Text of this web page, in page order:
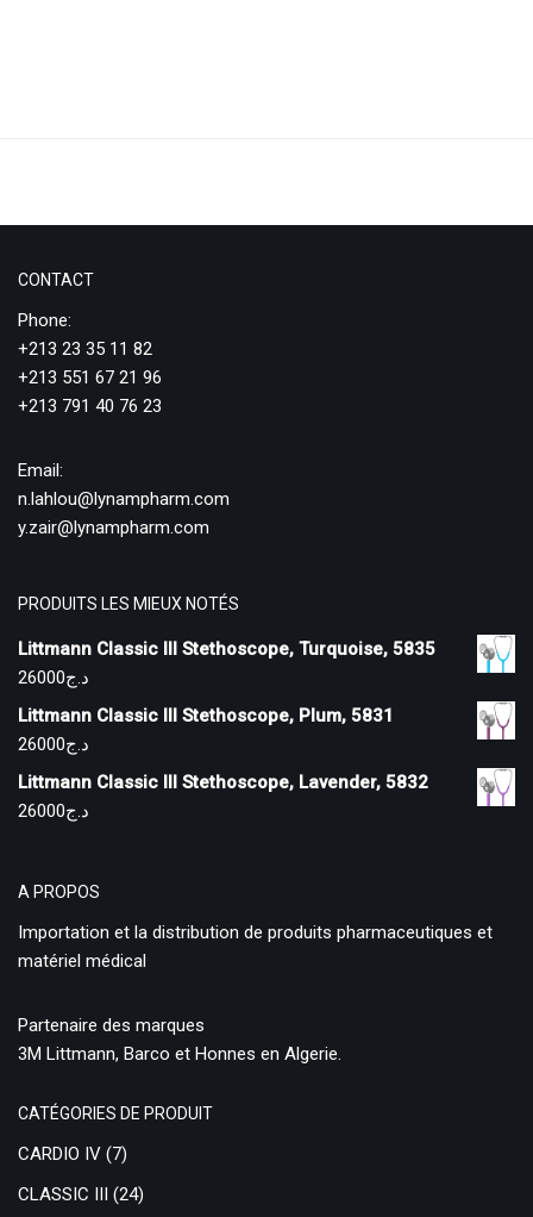
CONTACT
Phone:
+213 23 35 11 82
+213 551 67 21 96
+213 791 40 76 23
Email:
n.lahlou@lynampharm.com
y.zair@lynampharm.com
PRODUITS LES MIEUX NOTÉS
Littmann Classic III Stethoscope, Turquoise, 5835
د.ج26000
Littmann Classic III Stethoscope, Plum, 5831
د.ج26000
Littmann Classic III Stethoscope, Lavender, 5832
د.ج26000
A PROPOS
Importation et la distribution de produits pharmaceutiques et
matériel médical
Partenaire des marques
3M Littmann, Barco et Honnes en Algerie.
CATÉGORIES DE PRODUIT
CARDIO IV (7)
CLASSIC III (24)